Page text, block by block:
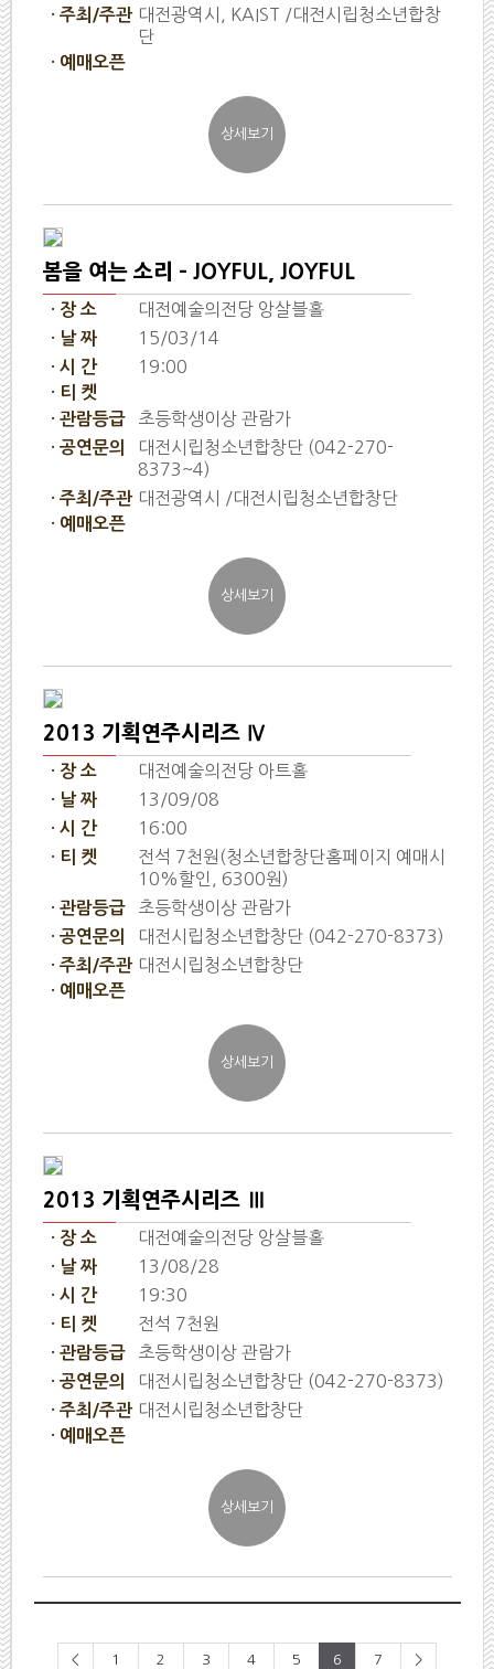
· 주최/주관 대전광역시, KAIST /대전시립청소년합창
단
· 예매오픈
봄을 여는 소리 - JOYFUL, JOYFUL
· 장 소 대전예술의전당 앙살블홀
· 날 짜 15/03/14
· 시 간 19:00
· 티 켓
· 관람등급
초등학생이상 관람가
· 공연문의
대전시립청소년합창단 (042-270-
8373~4)
· 주최/주관 대전광역시 /대전시립청소년합창단
· 예매오픈
2013 기획연주시리즈 Ⅳ
· 장 소 대전예술의전당 아트홀
· 날 짜 13/09/08
· 시 간 16:00
· 티 켓
전석 7천원(청소년합창단홈페이지 예매시
10%할인, 6300원)
· 관람등급 초등학생이상 관람가
· 공연문의 대전시립청소년합창단 (042-270-8373)
· 주최/주관 대전시립청소년합창단
· 예매오픈
2013 기획연주시리즈 Ⅲ
· 장 소 대전예술의전당 앙살블홀
· 날 짜 13/08/28
· 시 간 19:30
· 티 켓 전석 7천원
· 관람등급 초등학생이상 관람가
· 공연문의 대전시립청소년합창단 (042-270-8373)
· 주최/주관 대전시립청소년합창단
· 예매오픈
< 1 2 3 4 5 6 7 >